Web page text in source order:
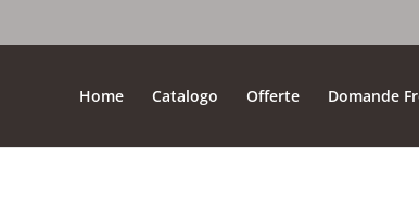
Home Catalogo Offerte Domande